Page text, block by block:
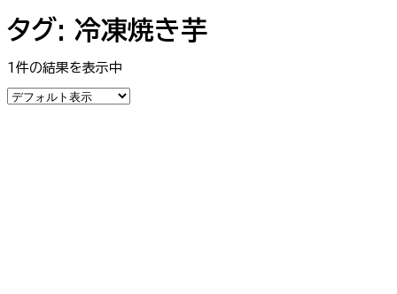
タグ: 冷凍焼き芋
1件の結果を表示中